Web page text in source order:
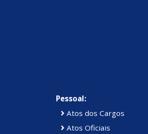
Pessoal:
Atos dos Cargos
Atos Oficiais